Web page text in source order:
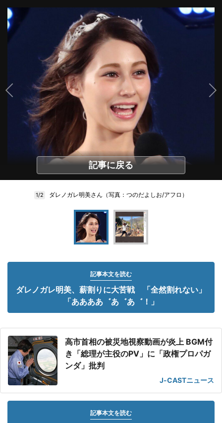
記事に戻る
1/2 ダレノガレ明美さん（写真：つのだよしお/アフロ）
記事本文を読む
ダレノガレ明美、薪割りに大苦戦 「全然割れない」
「ああああ゛あ゛あ゛！」
高市首相の被災地視察動画が炎上 BGM付
き「総理が主役のPV」に「政権プロパガ
ンダ」批判
J-CASTニュース
記事本文を読む